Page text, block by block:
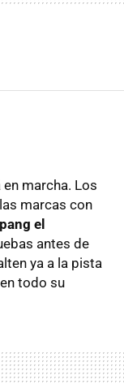
marcha. Los
marcas con
el
antes de
ya a la pista
todo su